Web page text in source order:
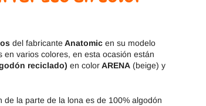
del fabricante Anatomic en su modelo
en varios colores, en esta ocasión están
reciclado) en colorARENA (beige) y
de la parte de la lona es de 100% algodón